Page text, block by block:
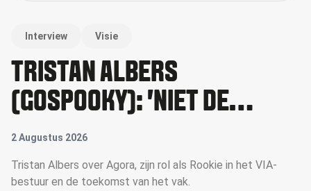
Interview Visie
TRISTAN ALBERS
(GOSPOOKY): 'NIET DE
GROOTSTE WINT, MAAR WIE
ZICH HET SNELST AANPAST'
2 Augustus 2026
Tristan Albers over Agora, zijn rol als Rookie in het VIA-
bestuur en de toekomst van het vak.